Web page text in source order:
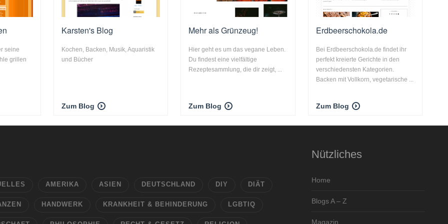
seine
grillen
Karsten's Blog
Kochen, Backen, Musik, Aquaristik
und Bücher
Zum Blog
Mehr als Grünzeug!
Hier geht es um das vegane Leben.
Du findest eine vielfältige
Rezeptesammlung, die dir zeigt, ...
Zum Blog
Erdbeerschokola.de
Bei Erdbeerschokola.de findet ihr
perfekt kreierte Gerichte in den
verschiedensten Kategorien.
Backen mit Vollkorn, vegetarische ...
Zum Blog
AMERIKA ASIEN DEUTSCHLAND DIY DIÄT
HANDWERK KRANKHEIT & BEHINDERUNG LGBTIQ
Nützliches
Home
Blogs A – Z
Magazin